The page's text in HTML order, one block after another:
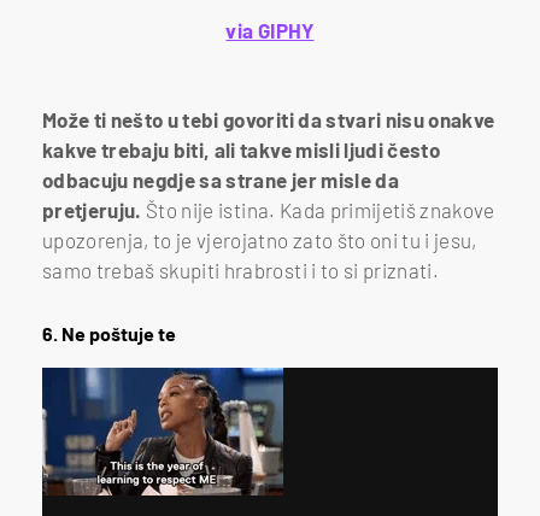
via GIPHY
Može ti nešto u tebi govoriti da stvari nisu onakve
kakve trebaju biti, ali takve misli ljudi često
odbacuju negdje sa strane jer misle da
pretjeruju. Što nije istina. Kada primijetiš znakove
upozorenja, to je vjerojatno zato što oni tu i jesu,
samo trebaš skupiti hrabrosti i to si priznati.
6. Ne poštuje te